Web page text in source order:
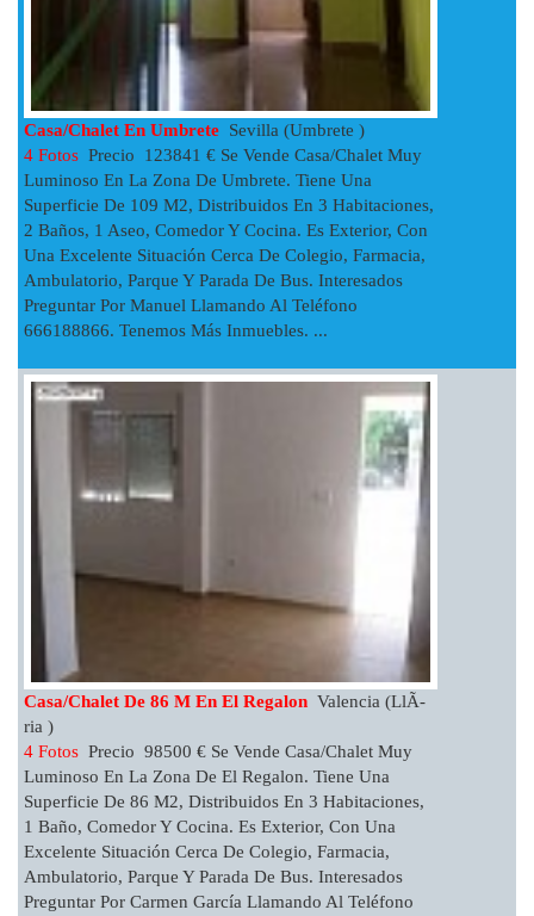
Casa/chalet En Umbrete Sevilla (Umbrete )
4 Fotos Precio 123841 € Se Vende Casa/chalet Muy
Luminoso En La Zona De Umbrete. Tiene Una
Superficie De 109 M2, Distribuidos En 3 Habitaciones,
2 Baños, 1 Aseo, Comedor Y Cocina. Es Exterior, Con
Una Excelente Situación Cerca De Colegio, Farmacia,
Ambulatorio, Parque Y Parada De Bus. Interesados
Preguntar Por Manuel Llamando Al Teléfono
666188866. Tenemos Más Inmuebles. ...
Casa/chalet De 86 M En El Regalon Valencia (LlÃ­
Ria )
4 Fotos Precio 98500 € Se Vende Casa/chalet Muy
Luminoso En La Zona De El Regalon. Tiene Una
Superficie De 86 M2, Distribuidos En 3 Habitaciones,
1 Baño, Comedor Y Cocina. Es Exterior, Con Una
Excelente Situación Cerca De Colegio, Farmacia,
Ambulatorio, Parque Y Parada De Bus. Interesados
Preguntar Por Carmen García Llamando Al Teléfono